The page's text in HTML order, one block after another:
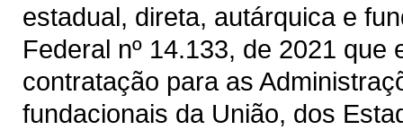
estadual, direta, autárquica e
Federal nº 14.133, de 2021
contratação para as
fundacionais da União, dos